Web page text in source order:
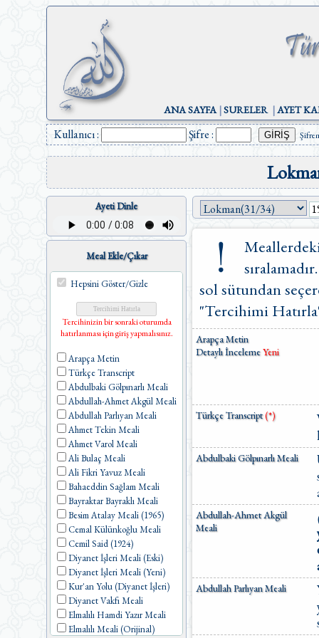
ANA SAYFA|SURELER|AYET
Kullanıcı : Şifre :
Ayeti Dinle
Meal Ekle/Çıkar
Hepsini Göster/Gizle
Tercihinizin bir sonraki oturumda
hatırlanması için giriş yapmalısınız.
Arapça Metin
Türkçe Transcript
Abdulbaki Gölpınarlı Meali
Abdullah-Ahmet Akgül Meali
Abdullah Parlıyan Meali
Ahmet Tekin Meali
Ahmet Varol Meali
Ali Bulaç Meali
Ali Fikri Yavuz Meali
Bahaeddin Sağlam Meali
Bayraktar Bayraklı Meali
Besim Atalay Meali (1965)
Cemal Külünkoğlu Meali
Cemil Said (1924)
Diyanet İşleri Meali (Eski)
Diyanet İşleri Meali (Yeni)
Kur'an Yolu (Diyanet İşleri)
Diyanet Vakfı Meali
Elmalılı Hamdi Yazır Meali
Elmalılı Meali (Orijinal)
sol sütundan
"Tercihimi
Arapça Metin
Detaylı İncelemeYeni
Türkçe Transcript(*)
Abdulbaki Gölpınarlı Meali
Abdullah-Ahmet Akgül
Meali
Abdullah Parlıyan Meali